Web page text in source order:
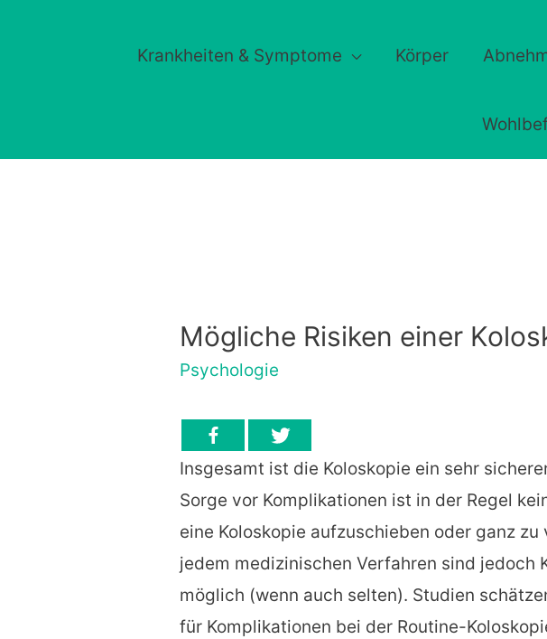
Krankheiten & Symptome Körper
Mögliche Risiken einer
Psychologie
Insgesamt ist die Koloskopie ein sehr
Sorge vor Komplikationen ist in der Regel
eine Koloskopie aufzuschieben oder ganz zu
jedem medizinischen Verfahren sind jedoch
möglich (wenn auch selten). Studien
für Komplikationen bei der Routine-